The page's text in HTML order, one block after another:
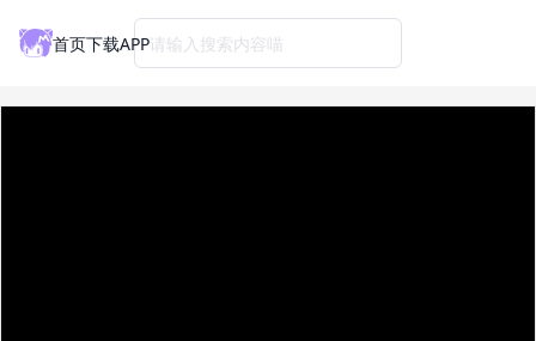
首页下载APP请输入搜索内容喵